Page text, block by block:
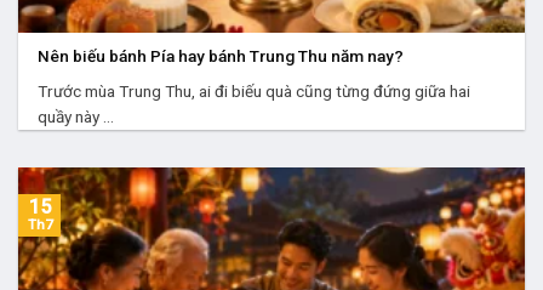
Nên biếu bánh Pía hay bánh Trung Thu năm nay?
Trước mùa Trung Thu, ai đi biếu quà cũng từng đứng giữa hai
quầy này ...
15
Th7